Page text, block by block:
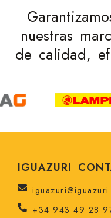
nuestras
de calidad,
IGUAZURI
+34 943 49 28